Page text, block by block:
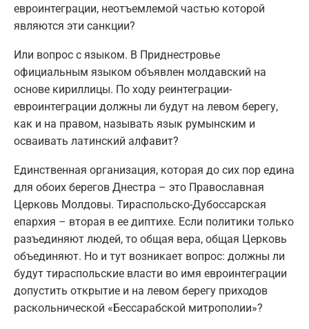
евроинтеграции, неотъемлемой частью которой
являются эти санкции?
Или вопрос с языком. В Приднестровье
официальным языком объявлен молдавский на
основе кириллицы. По ходу реинтеграции-
евроинтеграции должны ли будут на левом берегу,
как и на правом, называть язык румынским и
осваивать латинский алфавит?
Единственная организация, которая до сих пор едина
для обоих берегов Днестра – это Православная
Церковь Молдовы. Тираспольско-Дубоссарская
епархия – вторая в ее диптихе. Если политики только
разъединяют людей, то общая вера, общая Церковь
объединяют. Но и тут возникает вопрос: должны ли
будут тираспольские власти во имя евроинтеграции
допустить открытие и на левом берегу приходов
раскольнической «Бессарабской митрополии»?